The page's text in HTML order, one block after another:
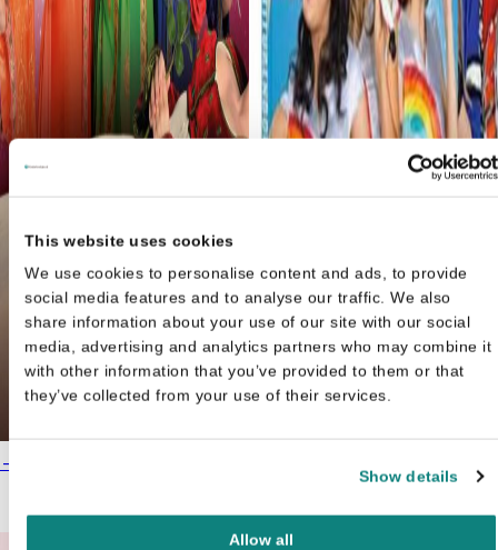
This website uses cookies
We use cookies to personalise content and ads, to provide
social media features and to analyse our traffic. We also
share information about your use of our site with our social
media, advertising and analytics partners who may combine it
with other information that you’ve provided to them or that
they’ve collected from your use of their services.
Show details
Allow all
Doornroosje
K3 partituren ; Ghost Rockers
partituren €7,99